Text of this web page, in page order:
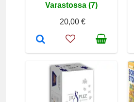
Varastossa (7)
20,00 €